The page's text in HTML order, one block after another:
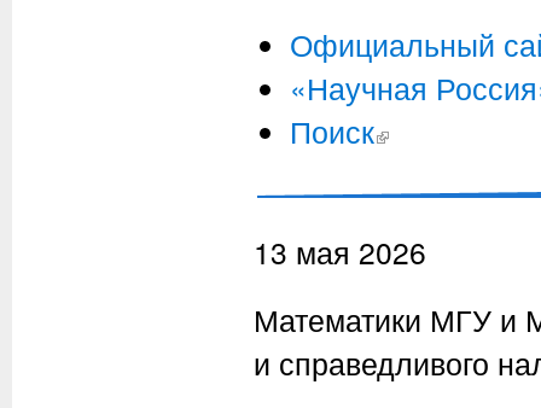
Официальный
«Научная
Поиск
13 мая 2026
Математики МГУ и
и справедливого